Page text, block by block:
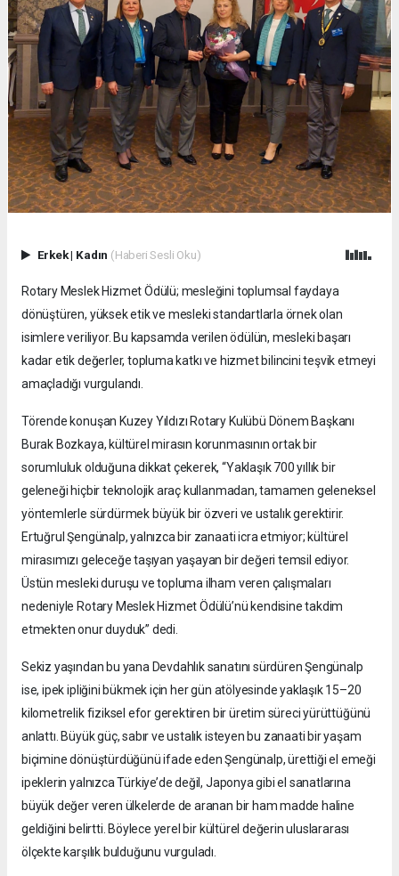
Erkek| Kadın (Haberi Sesli Oku)
Rotary Meslek Hizmet Ödülü; mesleğini toplumsal faydaya
dönüştüren, yüksek etik ve mesleki standartlarla örnek olan
isimlere veriliyor. Bu kapsamda verilen ödülün, mesleki başarı
kadar etik değerler, topluma katkı ve hizmet bilincini teşvik etmeyi
amaçladığı vurgulandı.
Törende konuşan Kuzey Yıldızı Rotary Kulübü Dönem Başkanı
Burak Bozkaya, kültürel mirasın korunmasının ortak bir
sorumluluk olduğuna dikkat çekerek, “Yaklaşık 700 yıllık bir
geleneği hiçbir teknolojik araç kullanmadan, tamamen geleneksel
yöntemlerle sürdürmek büyük bir özveri ve ustalık gerektirir.
Ertuğrul Şengünalp, yalnızca bir zanaati icra etmiyor; kültürel
mirasımızı geleceğe taşıyan yaşayan bir değeri temsil ediyor.
Üstün mesleki duruşu ve topluma ilham veren çalışmaları
nedeniyle Rotary Meslek Hizmet Ödülü’nü kendisine takdim
etmekten onur duyduk” dedi.
Sekiz yaşından bu yana Devdahlık sanatını sürdüren Şengünalp
ise, ipek ipliğini bükmek için her gün atölyesinde yaklaşık 15–20
kilometrelik fiziksel efor gerektiren bir üretim süreci yürüttüğünü
anlattı. Büyük güç, sabır ve ustalık isteyen bu zanaati bir yaşam
biçimine dönüştürdüğünü ifade eden Şengünalp, ürettiği el emeği
ipeklerin yalnızca Türkiye’de değil, Japonya gibi el sanatlarına
büyük değer veren ülkelerde de aranan bir ham madde haline
geldiğini belirtti. Böylece yerel bir kültürel değerin uluslararası
ölçekte karşılık bulduğunu vurguladı.